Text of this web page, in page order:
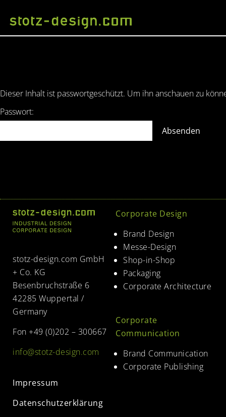
Dieser Inhalt ist passwortgeschützt. Um ihn anschauen zu
Passwort:
stotz-design.com GmbH
+ Co. KG
Besenbruchstraße 6
42285 Wuppertal /
Germany
Fon +49 (0)202 – 300667
info@stotz-design.com
Impressum
Datenschutzerklärung
Corporate Design
Brand Design
Messe-Design
Shop-in-Shop
Packaging
Corporate Architecture
Corporate
Communication
Brand Communication
Corporate Publishing